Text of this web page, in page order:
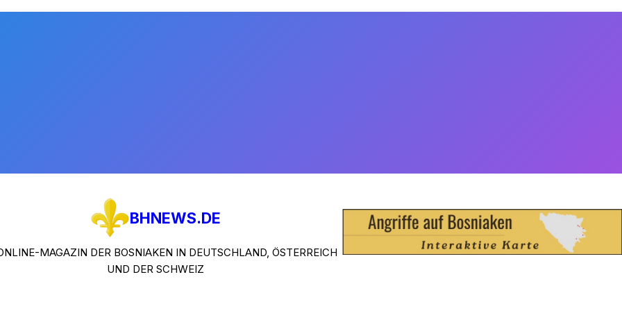
BHNEWS.DE
MAGAZIN DER BOSNIAKEN IN DEUTSCHLAND, ÖSTERREICH
UND DER SCHWEIZ